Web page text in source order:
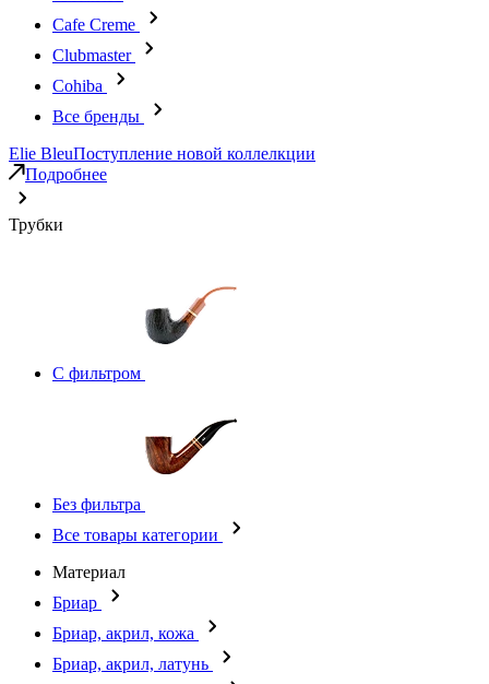
Cafe Creme
Clubmaster
Cohiba
Все бренды
Elie BleuПоступление новой коллелкции
Подробнее
Трубки
С фильтром
Без фильтра
Все товары категории
Материал
Бриар
Бриар, акрил, кожа
Бриар, акрил, латунь